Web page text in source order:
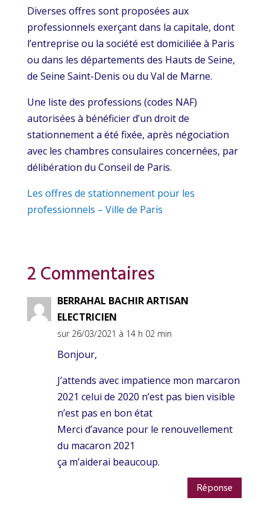
Diverses offres sont proposées aux
professionnels exerçant dans la capitale, dont
l’entreprise ou la société est domiciliée à Paris
ou dans les départements des Hauts de Seine,
de Seine Saint-Denis ou du Val de Marne.
Une liste des professions (codes NAF)
autorisées à bénéficier d’un droit de
stationnement a été fixée, après négociation
avec les chambres consulaires concernées, par
délibération du Conseil de Paris.
Les offres de stationnement pour les
professionnels – Ville de Paris
2 Commentaires
BERRAHAL BACHIR ARTISAN
ELECTRICIEN
sur 26/03/2021 à 14 h 02 min
Bonjour,
J’attends avec impatience mon marcaron
2021 celui de 2020 n’est pas bien visible
n’est pas en bon état
Merci d’avance pour le renouvellement
du macaron 2021
ça m’aiderai beaucoup.
Réponse